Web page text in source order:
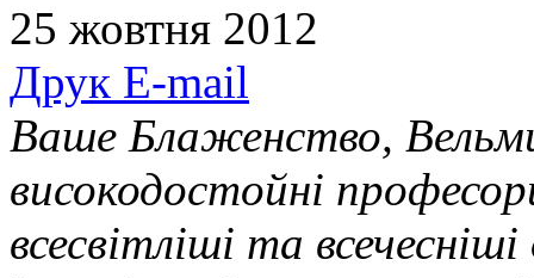
25 жовтня 2012
Друк E-mail
Ваше Блаженство,
високодостойні
всесвітліші та